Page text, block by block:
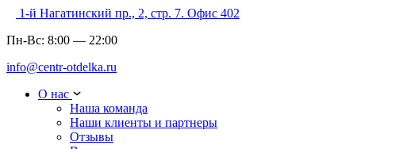
1-й Нагатинский пр., 2, стр. 7. Офис 402
Пн-Вс: 8:00 — 22:00
info@centr-otdelka.ru
О нас
Наша команда
Наши клиенты и партнеры
Отзывы